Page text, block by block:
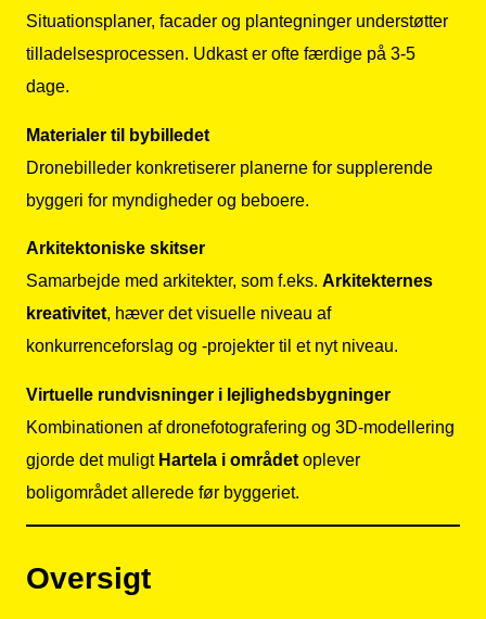
Situationsplaner, facader og plantegninger understøtter
tilladelsesprocessen. Udkast er ofte færdige på 3-5
dage.
Materialer til bybilledet
Dronebilleder konkretiserer planerne for supplerende
byggeri for myndigheder og beboere.
Arkitektoniske skitser
Samarbejde med arkitekter, som f.eks. Arkitekternes
kreativitet, hæver det visuelle niveau af
konkurrenceforslag og -projekter til et nyt niveau.
Virtuelle rundvisninger i lejlighedsbygninger
Kombinationen af dronefotografering og 3D-modellering
gjorde det muligt Hartela i området oplever
boligområdet allerede før byggeriet.
Oversigt